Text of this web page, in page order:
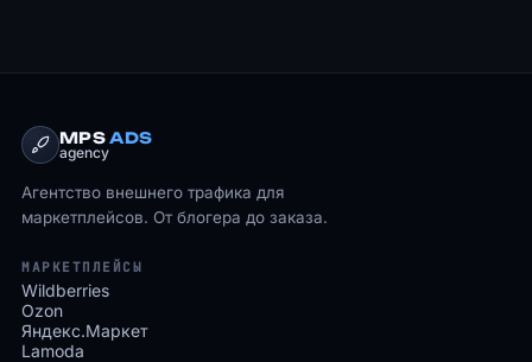
MPSADS
agency
Агентство внешнего трафика для
маркетплейсов. От блогера до заказа.
МАРКЕТПЛЕЙСЫ
Wildberries
Ozon
Яндекс.Маркет
Lamoda